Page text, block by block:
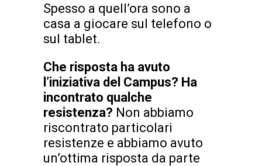
Spesso a quell’ora sono a
casa a giocare sul telefono o
sul tablet.
Che risposta ha avuto
l’iniziativa del Campus? Ha
incontrato qualche
resistenza? Non abbiamo
riscontrato particolari
resistenze e abbiamo avuto
un’ottima risposta da parte